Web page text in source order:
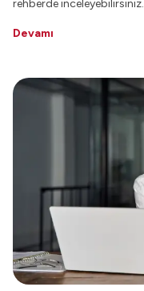
rehberde inceleyebilirsiniz.
Devamı